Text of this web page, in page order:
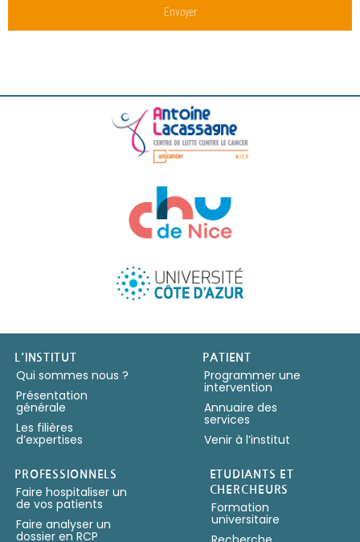
L'INSTITUT
Qui sommes nous ?
Présentation
générale
Les filières
d’expertises
PATIENT
Programmer une
intervention
Annuaire des
services
Venir à l’institut
PROFESSIONNELS
Faire hospitaliser un
de vos patients
Faire analyser un
dossier en RCP
ETUDIANTS ET
CHERCHEURS
Formation
universitaire